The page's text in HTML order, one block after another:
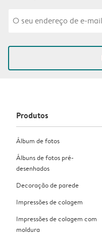
Produtos
Álbum de fotos
Álbuns de fotos pré-
desenhados
Decoração de parede
Impressões de colagem
Impressões de colagem com
moldura